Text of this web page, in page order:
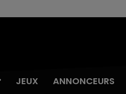
JEUX ANNONCEURS